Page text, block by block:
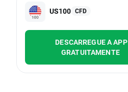
US100 CFD
DESCARREGUE A APP
GRATUITAMENTE